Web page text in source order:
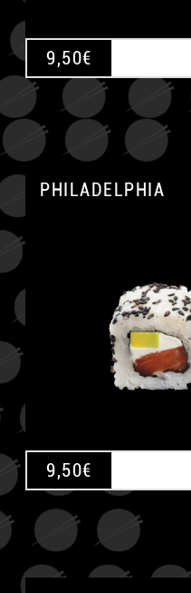
9,50€
PHILADELPHIA
9,50€